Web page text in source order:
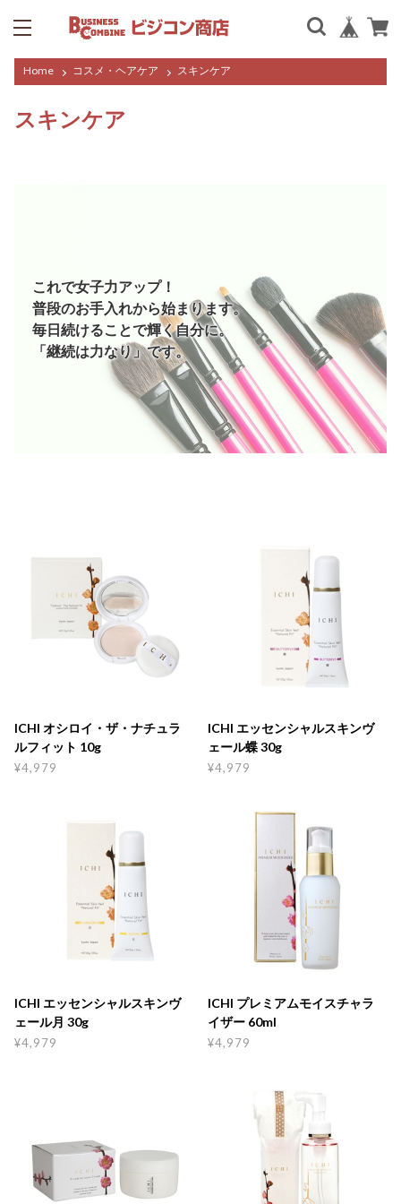
Home コスメ・ヘアケア スキンケア
スキンケア
これで女子力アップ！
普段のお手入れから始まります。
毎日続けることで輝く自分に。
「継続は力なり」です。
ICHI オシロイ・ザ・ナチュラ
ルフィット 10g
¥4,979
ICHI エッセンシャルスキンヴ
ェール蝶 30g
¥4,979
ICHI エッセンシャルスキンヴ
ェール月 30g
¥4,979
ICHI プレミアムモイスチャラ
イザー 60ml
¥4,979